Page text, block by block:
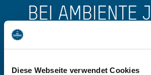
Diese Webseite verwendet Cookies
BEI AMBIENTE
-